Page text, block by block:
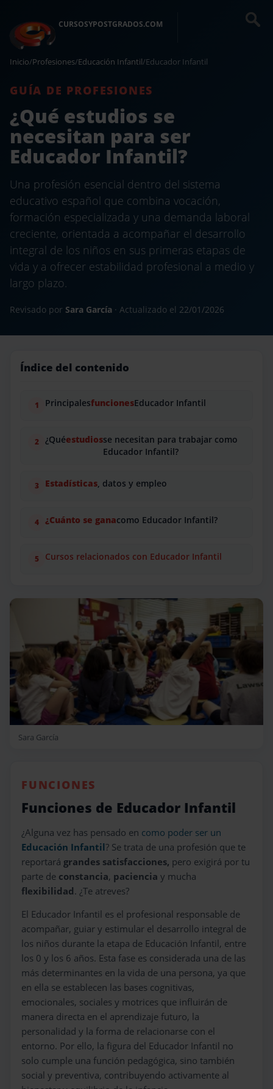
CURSOSYPOSTGRADOS.COM
Inicio/Profesiones/Educación Infantil/Educador Infantil
GUÍA DE PROFESIONES
¿Qué estudios se
necesitan para ser
Educador Infantil?
Una profesión esencial dentro del sistema
educativo español que combina vocación,
formación especializada y una demanda laboral
creciente, orientada a acompañar el desarrollo
integral de los niños en sus primeras etapas de
vida y a ofrecer estabilidad profesional a medio y
largo plazo.
Revisado por Sara García · Actualizado el 22/01/2026
Índice del contenido
PrincipalesfuncionesEducador Infantil
¿Quéestudiosse necesitan para trabajar como
Educador Infantil?
Estadísticas, datos y empleo
¿Cuánto se ganacomo Educador Infantil?
Cursos relacionados con Educador Infantil
Sara García
FUNCIONES
Funciones de Educador Infantil
¿Alguna vez has pensado en como poder ser un
Educación Infantil? Se trata de una profesión que te
reportará grandes satisfacciones, pero exigirá por tu
parte de constancia, paciencia y mucha
flexibilidad. ¿Te atreves?
El Educador Infantil es el profesional responsable de
acompañar, guiar y estimular el desarrollo integral de
los niños durante la etapa de Educación Infantil, entre
los 0 y los 6 años. Esta fase es considerada una de las
más determinantes en la vida de una persona, ya que
en ella se establecen las bases cognitivas,
emocionales, sociales y motrices que influirán de
manera directa en el aprendizaje futuro, la
personalidad y la forma de relacionarse con el
entorno. Por ello, la figura del Educador Infantil no
solo cumple una función pedagógica, sino también
social y preventiva, contribuyendo activamente al